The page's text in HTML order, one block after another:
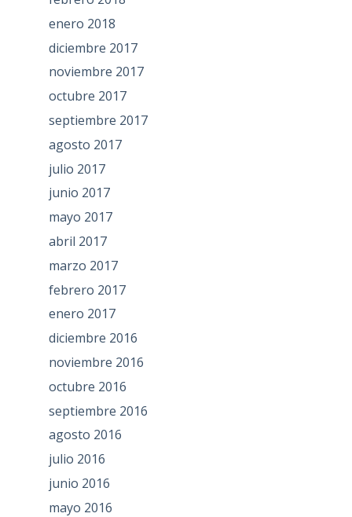
enero 2018
diciembre 2017
noviembre 2017
octubre 2017
septiembre 2017
agosto 2017
julio 2017
junio 2017
mayo 2017
abril 2017
marzo 2017
febrero 2017
enero 2017
diciembre 2016
noviembre 2016
octubre 2016
septiembre 2016
agosto 2016
julio 2016
junio 2016
mayo 2016